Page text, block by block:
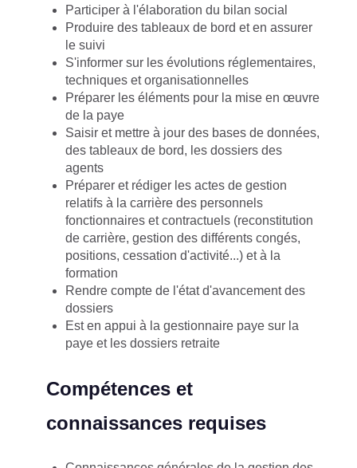
Participer à l'élaboration du bilan social
Produire des tableaux de bord et en assurer
le suivi
S'informer sur les évolutions réglementaires,
techniques et organisationnelles
Préparer les éléments pour la mise en œuvre
de la paye
Saisir et mettre à jour des bases de données,
des tableaux de bord, les dossiers des
agents
Préparer et rédiger les actes de gestion
relatifs à la carrière des personnels
fonctionnaires et contractuels (reconstitution
de carrière, gestion des différents congés,
positions, cessation d'activité...) et à la
formation
Rendre compte de l'état d'avancement des
dossiers
Est en appui à la gestionnaire paye sur la
paye et les dossiers retraite
Compétences et
connaissances requises